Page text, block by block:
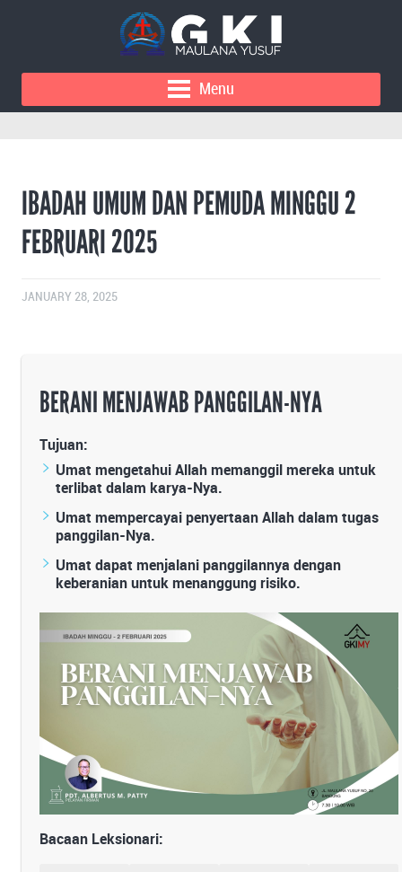
Menu
IBADAH UMUM DAN PEMUDA MINGGU 2
FEBRUARI 2025
JANUARY 28, 2025
BERANI MENJAWAB PANGGILAN-NYA
Tujuan:
Umat mengetahui Allah memanggil mereka untuk
terlibat dalam karya-Nya.
Umat mempercayai penyertaan Allah dalam tugas
panggilan-Nya.
Umat dapat menjalani panggilannya dengan
keberanian untuk menanggung risiko.
Bacaan Leksionari: